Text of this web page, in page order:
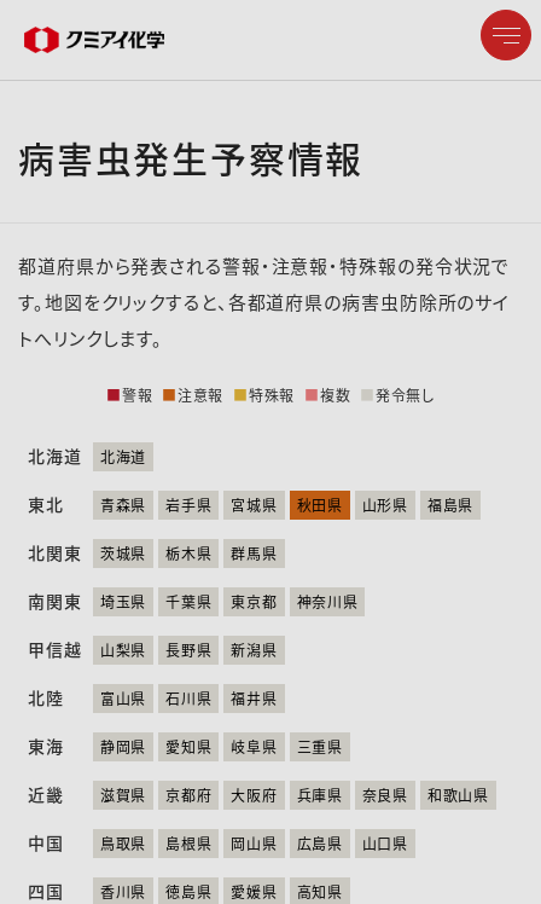
企業情報
研究開発
株主・投資家情報
採用情報
病害虫発生予察情報
都道府県から発表される警報・注意報・特殊報の発令状況で
す。地図をクリックすると、各都道府県の病害虫防除所のサイ
トへリンクします。
■警報 ■注意報 ■特殊報 ■複数 ■発令無し
北海道 北海道
東北 青森県 岩手県 宮城県 秋田県 山形県 福島県
北関東 茨城県 栃木県 群馬県
南関東 埼玉県 千葉県 東京都 神奈川県
甲信越 山梨県 長野県 新潟県
北陸 富山県 石川県 福井県
東海 静岡県 愛知県 岐阜県 三重県
近畿 滋賀県 京都府 大阪府 兵庫県 奈良県 和歌山県
中国 鳥取県 島根県 岡山県 広島県 山口県
四国 香川県 徳島県 愛媛県 高知県